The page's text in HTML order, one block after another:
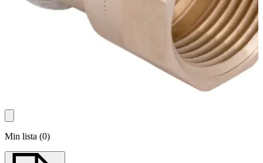
Min lista (0)